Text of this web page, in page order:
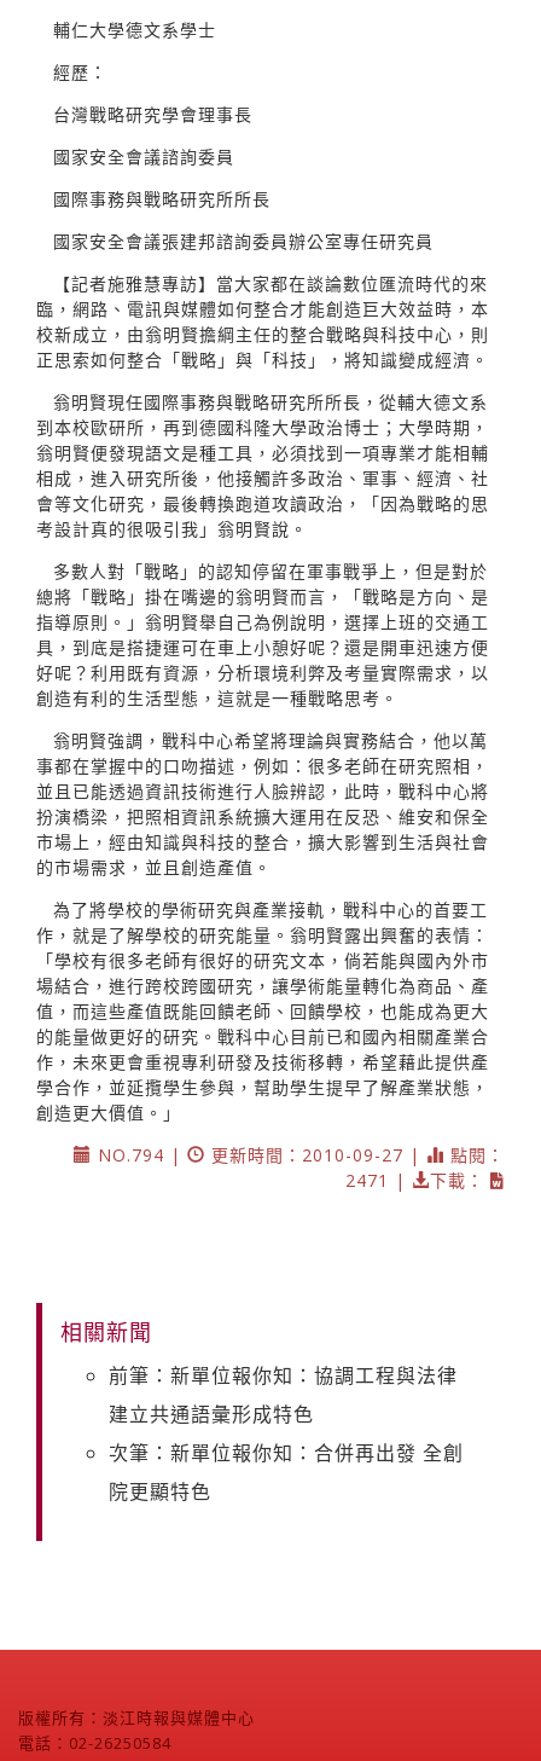
輔仁大學德文系學士
經歷：
台灣戰略研究學會理事長
國家安全會議諮詢委員
國際事務與戰略研究所所長
國家安全會議張建邦諮詢委員辦公室專任研究員
【記者施雅慧專訪】當大家都在談論數位匯流時代的來
臨，網路、電訊與媒體如何整合才能創造巨大效益時，本
校新成立，由翁明賢擔綱主任的整合戰略與科技中心，則
正思索如何整合「戰略」與「科技」，將知識變成經濟。
翁明賢現任國際事務與戰略研究所所長，從輔大德文系
到本校歐研所，再到德國科隆大學政治博士；大學時期，
翁明賢便發現語文是種工具，必須找到一項專業才能相輔
相成，進入研究所後，他接觸許多政治、軍事、經濟、社
會等文化研究，最後轉換跑道攻讀政治，「因為戰略的思
考設計真的很吸引我」翁明賢說。
多數人對「戰略」的認知停留在軍事戰爭上，但是對於
總將「戰略」掛在嘴邊的翁明賢而言，「戰略是方向、是
指導原則。」翁明賢舉自己為例說明，選擇上班的交通工
具，到底是搭捷運可在車上小憩好呢？還是開車迅速方便
好呢？利用既有資源，分析環境利弊及考量實際需求，以
創造有利的生活型態，這就是一種戰略思考。
翁明賢強調，戰科中心希望將理論與實務結合，他以萬
事都在掌握中的口吻描述，例如：很多老師在研究照相，
並且已能透過資訊技術進行人臉辨認，此時，戰科中心將
扮演橋梁，把照相資訊系統擴大運用在反恐、維安和保全
市場上，經由知識與科技的整合，擴大影響到生活與社會
的市場需求，並且創造產值。
為了將學校的學術研究與產業接軌，戰科中心的首要工
作，就是了解學校的研究能量。翁明賢露出興奮的表情：
「學校有很多老師有很好的研究文本，倘若能與國內外市
場結合，進行跨校跨國研究，讓學術能量轉化為商品、產
值，而這些產值既能回饋老師、回饋學校，也能成為更大
的能量做更好的研究。戰科中心目前已和國內相關產業合
作，未來更會重視專利研發及技術移轉，希望藉此提供產
學合作，並延攬學生參與，幫助學生提早了解產業狀態，
創造更大價值。」
NO.794 |
更新時間：2010-09-27 |
點閱：
2471 |
下載：
相關新聞
前筆：新單位報你知：協調工程與法律
建立共通語彙形成特色
次筆：新單位報你知：合併再出發 全創
院更顯特色
版權所有：淡江時報與媒體中心
電話：02-26250584